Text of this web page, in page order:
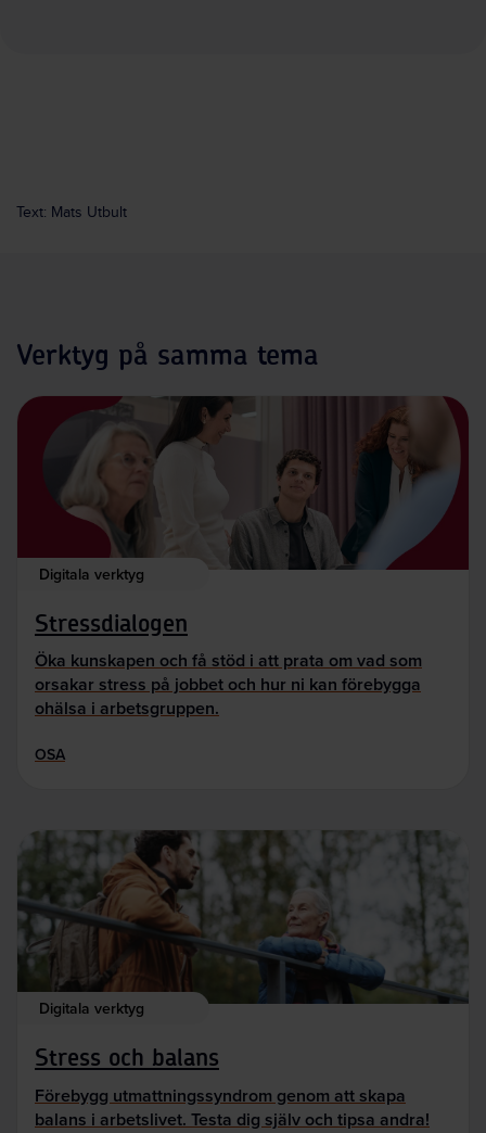
Text: Mats Utbult
Verktyg på samma tema
Digitala verktyg
Stressdialogen
Öka kunskapen och få stöd i att prata om vad som
orsakar stress på jobbet och hur ni kan förebygga
ohälsa i arbetsgruppen.
OSA
Digitala verktyg
Stress och balans
Förebygg utmattningssyndrom genom att skapa
balans i arbetslivet. Testa dig själv och tipsa andra!